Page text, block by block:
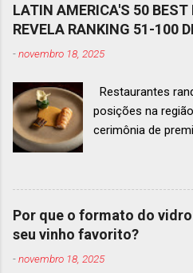
LATIN AMERICA'S 50 BEST
REVELA RANKING 51-100
-novembro 18, 2025
Restaurantes
posições na
cerimônia de
de dezembro
Prato do
bem ranqueado
America’s 50
ranqueados nas
Por que o formato do
seu vinho favorito?
-novembro 18, 2025